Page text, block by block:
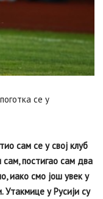
се у
сам се у свој клуб
постигао сам два
иако смо још увек у
у Русији су